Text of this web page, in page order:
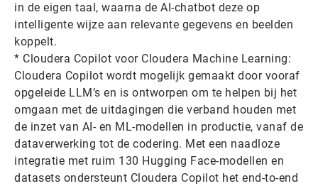
in de eigen taal, waarna de AI-chatbot deze op
intelligente wijze aan relevante gegevens en beelden
koppelt.
* Cloudera Copilot voor Cloudera Machine Learning:
Cloudera Copilot wordt mogelijk gemaakt door vooraf
opgeleide LLM’s en is ontworpen om te helpen bij het
omgaan met de uitdagingen die verband houden met
de inzet van AI- en ML-modellen in productie, vanaf de
dataverwerking tot de codering. Met een naadloze
integratie met ruim 130 Hugging Face-modellen en
datasets ondersteunt Cloudera Copilot het end-to-end